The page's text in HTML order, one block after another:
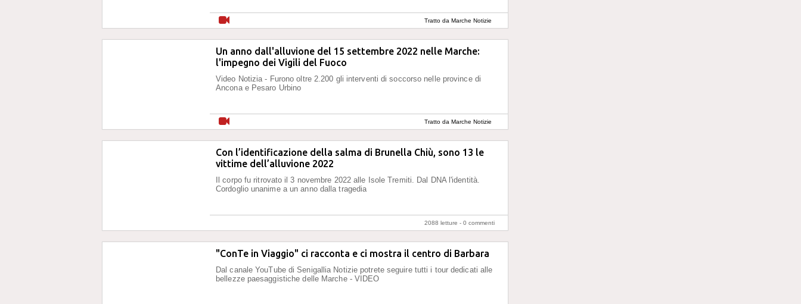
Tratto da Marche Notizie
Un anno dall'alluvione del 15 settembre 2022 nelle Marche:
l'impegno dei Vigili del Fuoco
Video Notizia - Furono oltre 2.200 gli interventi di soccorso nelle province di
Ancona e Pesaro Urbino
Tratto da Marche Notizie
Con l’identificazione della salma di Brunella Chiù, sono 13 le
vittime dell’alluvione 2022
Il corpo fu ritrovato il 3 novembre 2022 alle Isole Tremiti. Dal DNA l'identità.
Cordoglio unanime a un anno dalla tragedia
2088 letture - 0 commenti
"ConTe in Viaggio" ci racconta e ci mostra il centro di Barbara
Dal canale YouTube di Senigallia Notizie potrete seguire tutti i tour dedicati alle
bellezze paesaggistiche delle Marche - VIDEO